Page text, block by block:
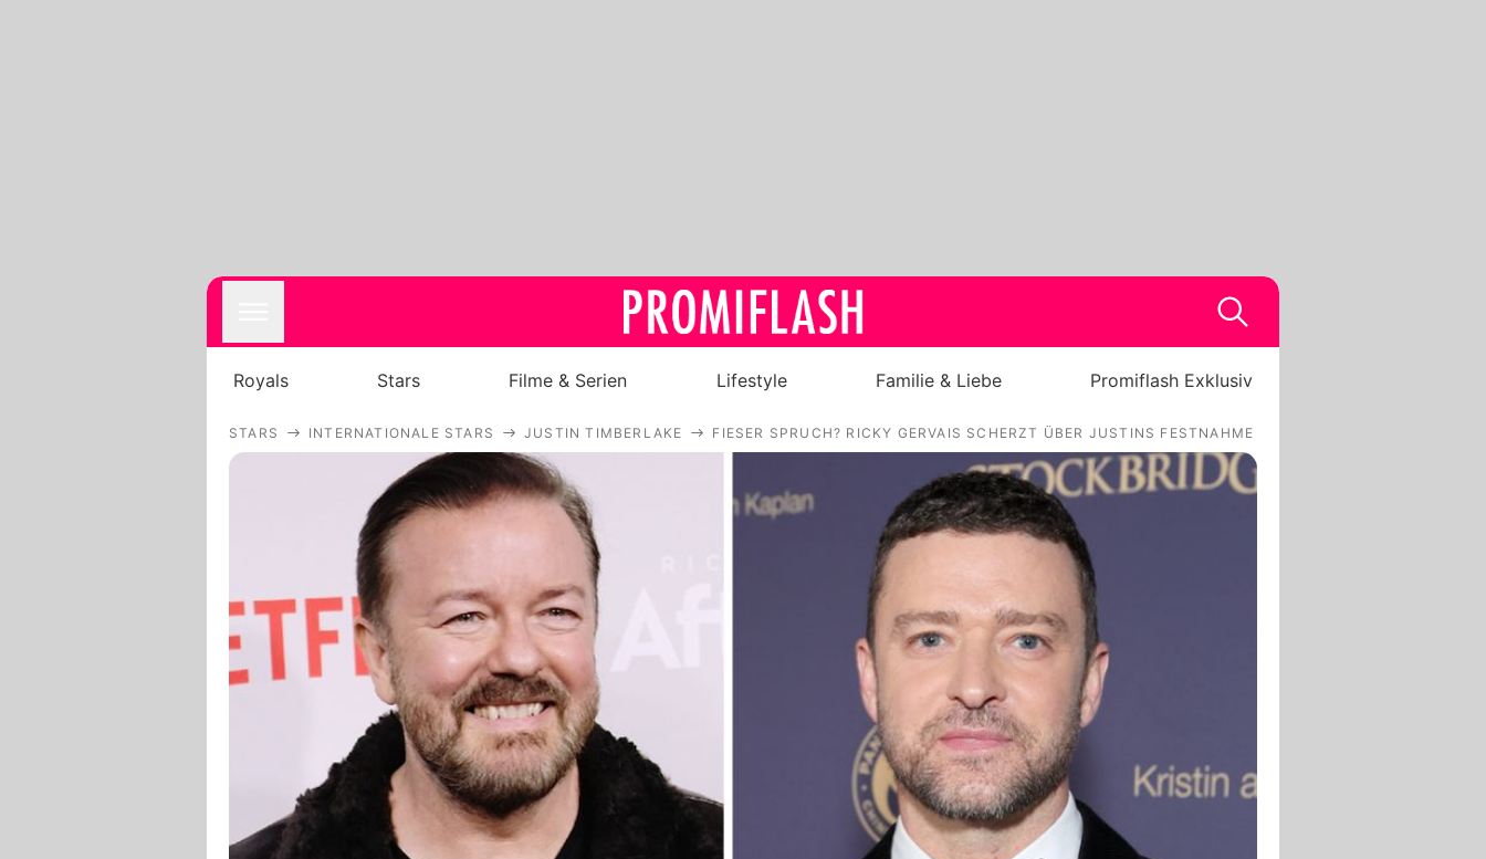
Royals
Alle Themen auf Promiflash
Royals Stars Filme & Serien Lifestyle Familie & Liebe Promiflash Exklusiv
STARS INTERNATIONALE STARS JUSTIN TIMBERLAKE FIESER SPRUCH? RICKY GERVAIS SCHERZT ÜBER JUSTINS FESTNAHME